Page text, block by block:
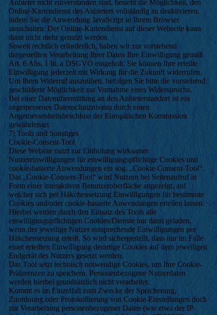
Anbieter nicht einverstanden sind, besteht die Möglichkeit, den
Online-Kartendienst des Anbieters vollständig zu deaktivieren,
indem Sie die Anwendung JavaScript in Ihrem Browser
ausschalten. Der Online-Kartendienst auf dieser Webseite kann
dann nicht mehr genutzt werden.
Soweit rechtlich erforderlich, haben wir zur vorstehend
dargestellten Verarbeitung Ihrer Daten Ihre Einwilligung gemäß
Art. 6 Abs. 1 lit. a DSGVO eingeholt. Sie können Ihre erteilte
Einwilligung jederzeit mit Wirkung für die Zukunft widerrufen.
Um Ihren Widerruf auszuüben, befolgen Sie bitte die vorstehend
geschilderte Möglichkeit zur Vornahme eines Widerspruchs.
Bei einer Datenübermittlung an den Anbieterstandort ist ein
angemessenes Datenschutzniveau durch einen
Angemessenheitsbeschluss der Europäischen Kommission
gewährleistet.
7) Tools und Sonstiges
Cookie-Consent-Tool
Diese Website nutzt zur Einholung wirksamer
Nutzereinwilligungen für einwilligungspflichtige Cookies und
cookie-basierte Anwendungen ein sog. „Cookie-Consent-Tool“.
Das „Cookie-Consent-Tool“ wird Nutzern bei Seitenaufruf in
Form einer interaktiven Benutzeroberfläche angezeigt, auf
welcher sich per Häkchensetzung Einwilligungen für bestimmte
Cookies und/oder cookie-basierte Anwendungen erteilen lassen.
Hierbei werden durch den Einsatz des Tools alle
einwilligungspflichtigen Cookies/Dienste nur dann geladen,
wenn der jeweilige Nutzer entsprechende Einwilligungen per
Häkchensetzung erteilt. So wird sichergestellt, dass nur im Falle
einer erteilten Einwilligung derartige Cookies auf dem jeweiligen
Endgerät des Nutzers gesetzt werden.
Das Tool setzt technisch notwendige Cookies, um Ihre Cookie-
Präferenzen zu speichern. Personenbezogene Nutzerdaten
werden hierbei grundsätzlich nicht verarbeitet.
Kommt es im Einzelfall zum Zwecke der Speicherung,
Zuordnung oder Protokollierung von Cookie-Einstellungen doch
zur Verarbeitung personenbezogener Daten (wie etwa der IP-